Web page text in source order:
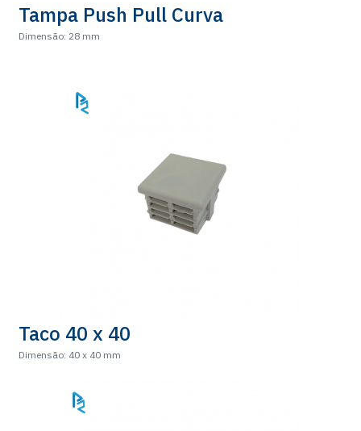
Tampa Push Pull Curva
Dimensão: 28 mm
Taco 40 x 40
Dimensão: 40 x 40 mm